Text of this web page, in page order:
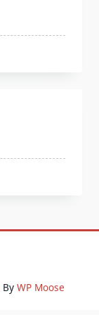
By WP Moose